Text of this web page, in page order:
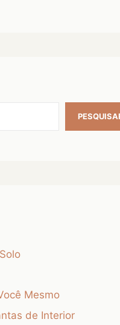
Mesmo
de Interior